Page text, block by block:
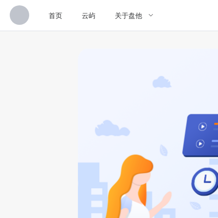
首页 云屿 关于盘他